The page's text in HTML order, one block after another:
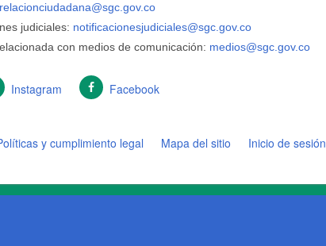
relacionciudadana@sgc.gov.co
judiciales: notificacionesjudiciales@sgc.gov.co
con medios de comunicación: medios@sgc.gov.co
Instagram Facebook
y cumplimiento legal Mapa del sitio Inicio de sesión